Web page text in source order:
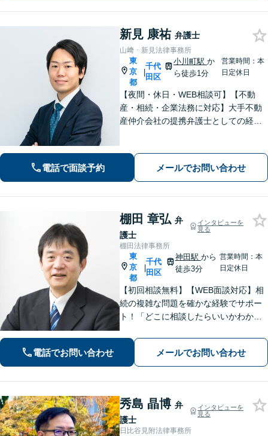
新見 康祐 弁護士
山﨑・新見法律事務所
東
京
都
|
千代
田区
小川町駅か
ら徒歩1分
営業時間：本
日定休日
【夜間・休日・WEB相談可】【不動
産・相続・企業法務に対応】大手不動
産仲介会社の提携弁護士としての経験
題まで幅広く対応。状況に寄り添いな
がら解決に向けてサポートします。
電話で面談予約 メールでお問い合わせ
棚田 章弘 弁
護士
インタビューを
見る
棚田法律事務所
東
京
都
|
千代
田区
神田駅 から
徒歩3分
営業時間：本
日定休日
【初回相談無料】【WEB面談対応】相
続の複雑な問題を確かな経験でサポー
ト！「どこに相談したらいいかわから
相談ください「交通事故の示談交渉・
損害賠償請求はお任せ」【弁護士費用
特約で実質負担ゼロに】【休日・夜間
相談可】
電話でお問い合わせ メールでお問い合わせ
秀島 晶博 弁
護士
インタビューを
見る
日比谷見附法律事務所